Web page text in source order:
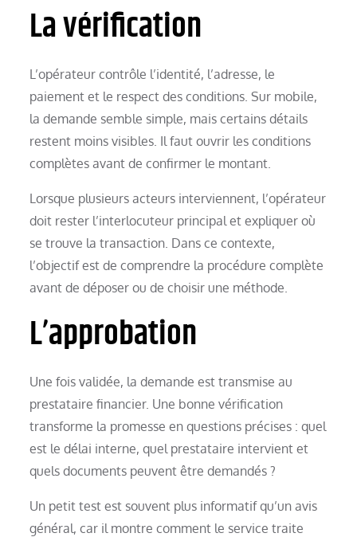
La vérification
L’opérateur contrôle l’identité, l’adresse, le
paiement et le respect des conditions. Sur mobile,
la demande semble simple, mais certains détails
restent moins visibles. Il faut ouvrir les conditions
complètes avant de confirmer le montant.
Lorsque plusieurs acteurs interviennent, l’opérateur
doit rester l’interlocuteur principal et expliquer où
se trouve la transaction. Dans ce contexte,
l’objectif est de comprendre la procédure complète
avant de déposer ou de choisir une méthode.
L’approbation
Une fois validée, la demande est transmise au
prestataire financier. Une bonne vérification
transforme la promesse en questions précises : quel
est le délai interne, quel prestataire intervient et
quels documents peuvent être demandés ?
Un petit test est souvent plus informatif qu’un avis
général, car il montre comment le service traite